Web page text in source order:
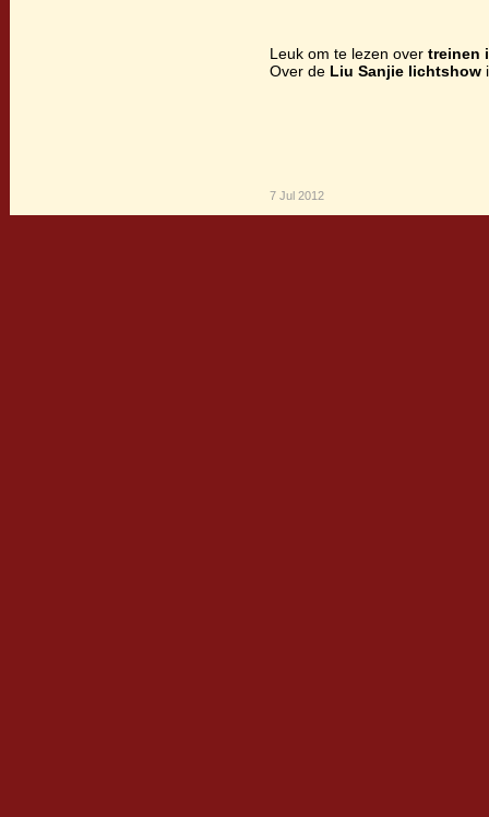
Leuk om te lezen over treinen
Over de Liu Sanjie lichtshow
7 Jul 2012